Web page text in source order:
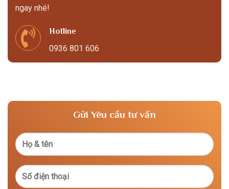
ngay nhé!
Hotline
0936 801 606
Gửi Yêu cầu tư vấn